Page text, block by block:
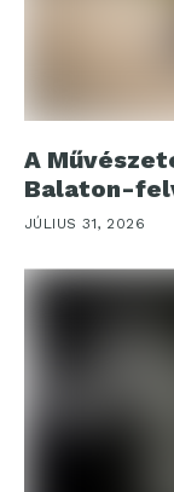
A
Balaton-
JÚLIUS 31, 2026